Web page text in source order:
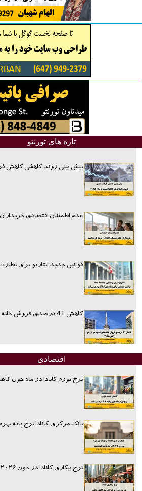
تازه های تورنتو
پیش بینی روند کاهشی کاهش
عدم اطمینان اقتصادی
قوانین جدید انتاریو برای
کاهش 41 درصدی فروش خانه در تورنتو
اقتصادی
نرخ تورم کانادا در ماه جون
بانک مرکزی کانادا نرخ پایه
نرخ بیکاری کانادا در جون ۲۰۲۶ کاهش یافت